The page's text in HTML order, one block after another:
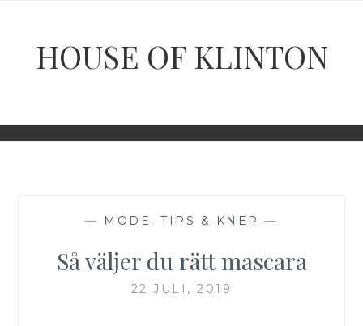
innehållHOUSE OF KLINTON
— MODE ,TIPS & KNEP —
Så väljer du rätt mascara
22 JULI, 2019